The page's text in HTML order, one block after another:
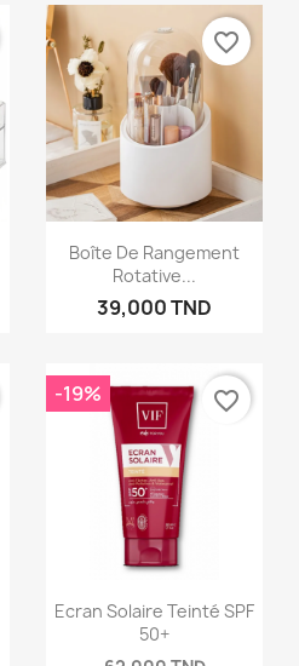
Boîte De Rangement
Rotative...
39,000 TND
favorite_border
Ecran Solaire Teinté SPF
50+
-19% favorite_border
Créer une liste d'envies